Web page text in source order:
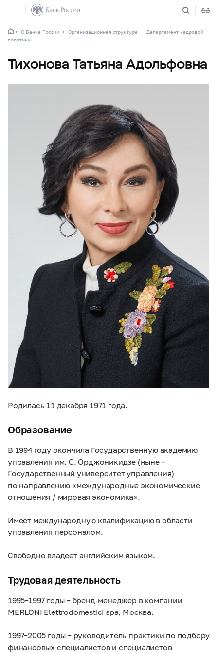
О Банке России Организационная структура
Департамент кадровой
политики
Тихонова Татьяна Адольфовна
Родилась 11 декабря 1971 года.
Образование
В 1994 году окончила Государственную академию
управления им. С. Орджоникидзе (ныне –
Государственный университет управления)
по направлению «международные экономические
отношения / мировая экономика».
Имеет международную квалификацию в области
управления персоналом.
Свободно владеет английским языком.
Трудовая деятельность
1995–1997 годы – бренд-менеджер в компании
MERLONI Elettrodomestici spa, Москва.
1997–2005 годы – руководитель практики по подбору
финансовых специалистов и специалистов